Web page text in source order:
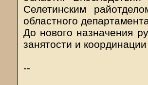
Селетинским
областного
До нового назначения
занятости и
--